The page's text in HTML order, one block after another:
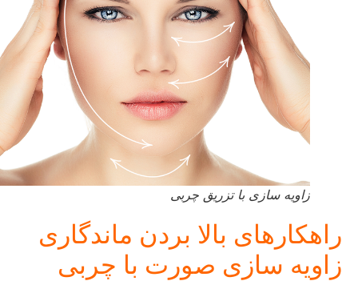
زاویه سازی با تزریق چربی
راهکارهای بالا بردن ماندگاری
زاویه سازی صورت با چربی